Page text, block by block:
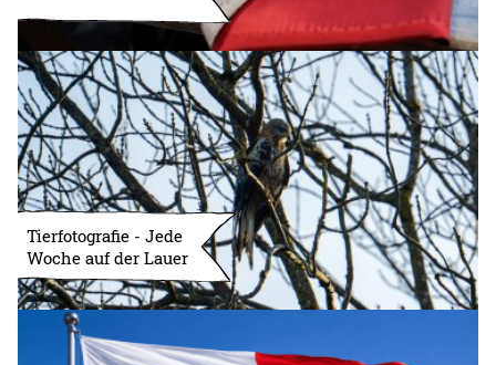
Tierfotografie - Jede
Woche auf der Lauer